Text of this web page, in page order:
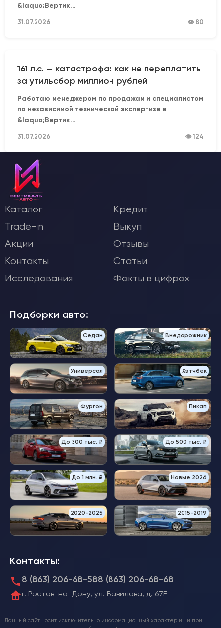
&laquo;Вертик...
31.07.2026 👁 80
161 л.с. — катастрофа: как не переплатить
за утильсбор миллион рублей
Работаю менеджером по продажам и специалистом
по независимой технической экспертизе в
&laquo;Вертик...
31.07.2026 👁 124
Каталог
Кредит
Trade-in
Выкуп
Акции
Отзывы
Контакты
Статьи
Исследования
Факты в цифрах
Подборки авто:
Седан Внедорожник
Универсал Хэтчбек
Фургон Пикап
До 300 тыс. ₽ До 500 тыс. ₽
До 1 млн. ₽ Новые 2026
2020-2025 2015-2019
Контакты:
8 (863) 206-68-588 (863) 206-68-68
г. Ростов-на-Дону, ул. Вавилова, д. 67Е
Данный сайт носит исключительно информационный характер и ни при